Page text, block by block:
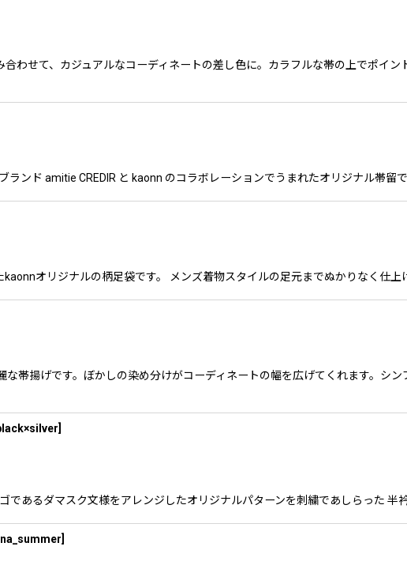
わせて、カジュアルなコーディネートの差し色に。カラフルな帯の上でポイ
ンド amitie CREDIR と kaonn のコラボレーションでうまれたオリジナル帯留
kaonnオリジナルの柄足袋です。 メンズ着物スタイルの足元までぬかりなく仕
帯揚げです。ぼかしの染め分けがコーディネートの幅を広げてくれます。シ
あるダマスク文様をアレンジしたオリジナルパターンを刺繍であしらった 半